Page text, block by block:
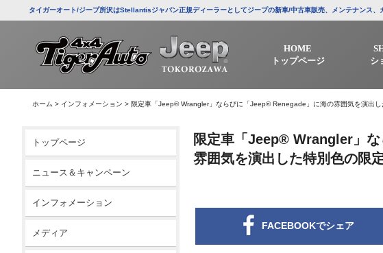
タイガーオート/ジープ所沢はStellantisジャパン正規ディーラーとしてジープの新車/中古車販売、メンテナンス、
HOME
トップページ
シ
ホーム > インフォメーション > 限定車「Jeep® Wrangler」ならびに「Jeep® Renegade」に海の雰囲気を演出
トップページ
ニュース＆キャンペーン
インフォメーション
メディア
限定車「Jeep® Wrangler」
雰囲気を演出した特別色の限
FACEBOOKでシェア